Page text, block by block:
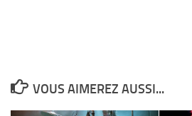
VOUS AIMEREZ AUSSI...